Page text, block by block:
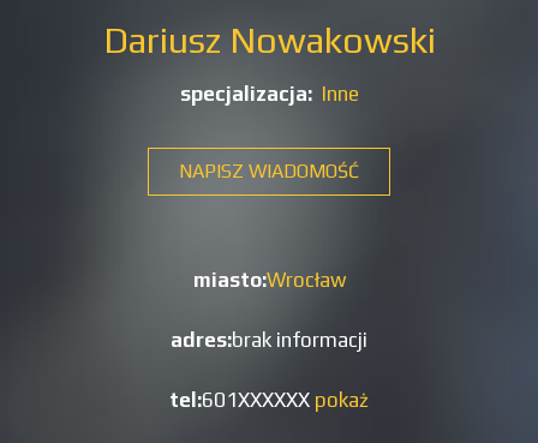
Dariusz Nowakowski
specjalizacja: Inne
NAPISZ WIADOMOŚĆ
miasto:Wrocław
adres:brak informacji
tel:601XXXXXX pokaż